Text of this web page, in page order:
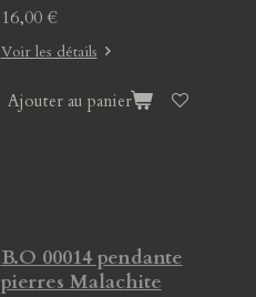
16,00 €
Voir les détails
Ajouter au panier
B.O 00014 pendante
pierres Malachite